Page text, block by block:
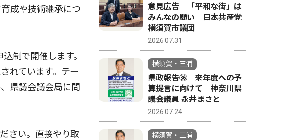
成や技術継承につ
制で開催します。
れています。テー
県議会議会局に問
さい。直接やり取
意見広告 「平和な街」は
みんなの願い 日本共産党
横須賀市議団
2026.07.31
横須賀・三浦
県政報告㊱ 来年度への予
算提言に向けて 神奈川県
議会議員 永井まさと
2026.07.24
横須賀・三浦